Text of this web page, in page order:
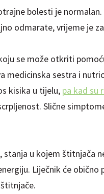
bolesti je
odmarate, vrijeme je
se može otkriti
medicinska sestra i
kisika u tijelu, pa kad su
Slične
u kojem štitnjača
Liječnik će obično